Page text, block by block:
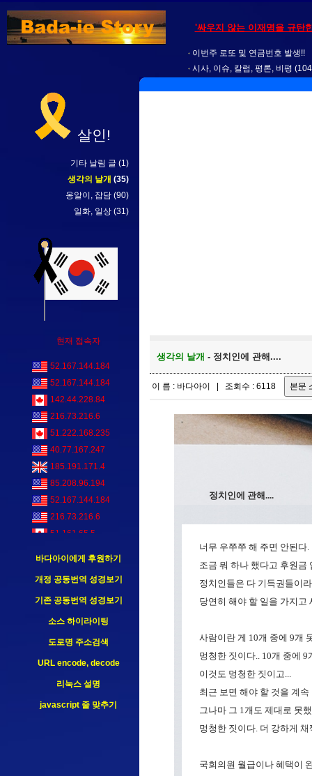
'싸우지 않는 이재명을 규탄
이번주 로또 및 연금번호 발생!!
시사, 이슈, 칼럼, 평론, 비평
살인!
기타 날림 글 (1)
생각의 날개 (35)
옹알이, 잡담 (90)
일화, 일상 (31)
현재 접속자
52.167.144.184
52.167.144.184
142.44.228.84
216.73.216.6
51.222.168.235
40.77.167.247
185.191.171.4
85.208.96.194
52.167.144.184
216.73.216.6
51.161.65.5
66.249.68.165
15.235.98.135
바다아이에게 후원하기
개정 공동번역 성경보기
기존 공동번역 성경보기
소스 하이라이팅
도로명 주소검색
URL encode, decode
리눅스 설명
javascript 줄 맞추기
생각의 날개 - 정치인에 관해....
이 름 : 바다아이 | 조회수 : 6118
정치인에 관해....
너무 우쭈쭈 해 주면 안된다.
조금 뭐 하나 했다고 후원금
정치인들은 다 기득권들이
당연히 해야 할 일을 가지고
사람이란 게 10개 중에 9개
멍청한 짓이다.. 10개 중에
이것도 멍청한 짓이고...
최근 보면 해야 할 것을 계
그나마 그 1개도 제대로 못
멍청한 짓이다. 더 강하게
국회의원 월급이나 혜택이